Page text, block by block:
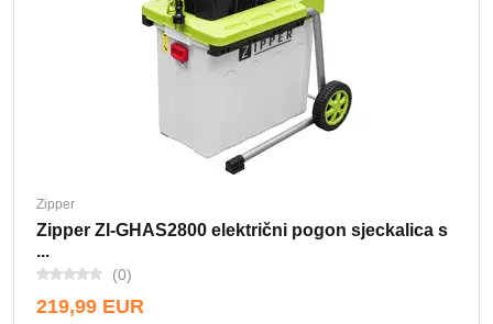
Zipper
Zipper ZI-GHAS2800 električni pogon sjeckalica s
...
(0)
219,99 EUR